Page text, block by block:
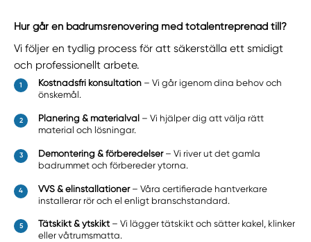
Hur går en badrumsrenovering med totalentreprenad till?
Vi följer en tydlig process för att säkerställa ett smidigt
och professionellt arbete.
Kostnadsfri konsultation – Vi går igenom dina behov och
önskemål.
Planering & materialval – Vi hjälper dig att välja rätt
material och lösningar.
Demontering & förberedelser– Vi river ut det gamla
badrummet och förbereder ytorna.
VVS & elinstallationer– Våra certifierade hantverkare
installerar rör och el enligt branschstandard.
Tätskikt & ytskikt – Vi lägger tätskikt och sätter kakel, klinker
eller våtrumsmatta.